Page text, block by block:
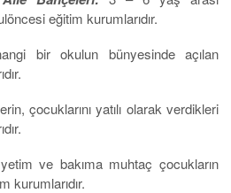
eğitim kurumlarıdır.
bir okulun bünyesinde açılan
çocuklarını yatılı olarak verdikleri
ve bakıma muhtaç çocukların
kurumlarıdır.